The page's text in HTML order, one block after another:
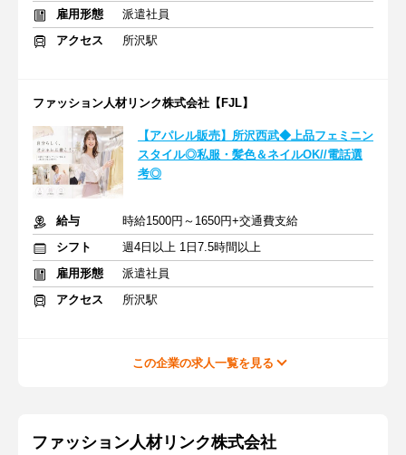
雇用形態
派遣社員
アクセス
所沢駅
ファッション人材リンク株式会社【FJL】
【アパレル販売】所沢西武◆上品フェミニン
スタイル◎私服・髪色＆ネイルOK//電話選
考◎
給与
時給1500円～1650円+交通費支給
シフト
週4日以上 1日7.5時間以上
雇用形態
派遣社員
アクセス
所沢駅
この企業の求人一覧を見る
ファッション人材リンク株式会社